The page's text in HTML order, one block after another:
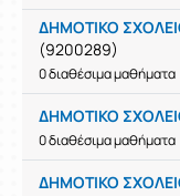
ΔΗΜΟΤΙΚΟ
(9200289)
0 διαθέσιμα μαθήματα
ΔΗΜΟΤΙΚΟ
0 διαθέσιμα μαθήματα
ΔΗΜΟΤΙΚΟ